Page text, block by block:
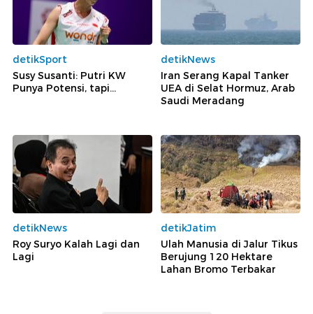
detikSport
Susy Susanti: Putri KW
Punya Potensi, tapi...
detikNews
Iran Serang Kapal Tanker
UEA di Selat Hormuz, Arab
Saudi Meradang
detikNews
Roy Suryo Kalah Lagi dan
Lagi
detikJatim
Ulah Manusia di Jalur Tikus
Berujung 120 Hektare
Lahan Bromo Terbakar